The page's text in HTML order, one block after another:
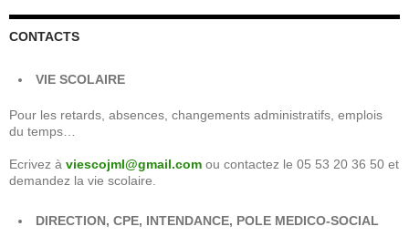
CONTACTS
VIE SCOLAIRE
Pour les retards, absences, changements administratifs, emplois
du temps…
Ecrivez à viescojml@gmail.com ou contactez le 05 53 20 36 50 et
demandez la vie scolaire.
DIRECTION, CPE, INTENDANCE, POLE MEDICO-SOCIAL